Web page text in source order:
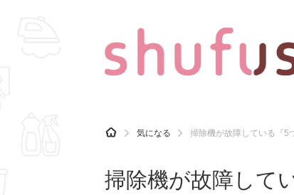
CATEGORY 記事カテゴリ
マナー 趣味
H
O
気になる 掃除機が故障している『5
掃除機が故障して